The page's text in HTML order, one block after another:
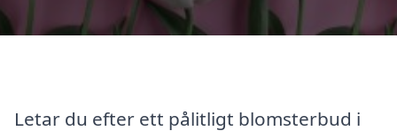
Letar du efter ett pålitligt blomsterbud i